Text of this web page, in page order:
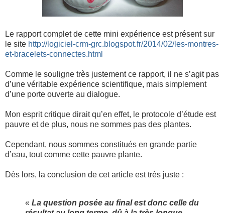
Le rapport complet de cette mini expérience est présent sur
le site http://logiciel-crm-grc.blogspot.fr/2014/02/les-montres-
et-bracelets-connectes.html
Comme le souligne très justement ce rapport, il ne s’agit pas
d’une véritable expérience scientifique, mais simplement
d’une porte ouverte au dialogue.
Mon esprit critique dirait qu’en effet, le protocole d’étude est
pauvre et de plus, nous ne sommes pas des plantes.
Cependant, nous sommes constitués en grande partie
d’eau, tout comme cette pauvre plante.
Dès lors, la conclusion de cet article est très juste :
« La question posée au final est donc celle du